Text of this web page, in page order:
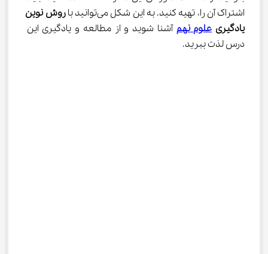
اشتراک آن را، تهیه کنید. به این شکل می‌توانید با
روش نوین
یادگیری علوم نهم آشنا شوید و از مطالعه و یادگیری این
درس لذت ببرید.